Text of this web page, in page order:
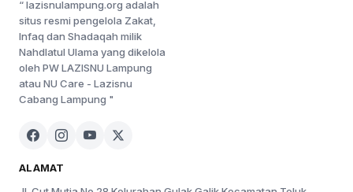
“ lazisnulampung.org adalah
situs resmi pengelola Zakat,
Infaq dan Shadaqah milik
Nahdlatul Ulama yang dikelola
oleh PW LAZISNU Lampung
atau NU Care - Lazisnu
Cabang Lampung "
ALAMAT